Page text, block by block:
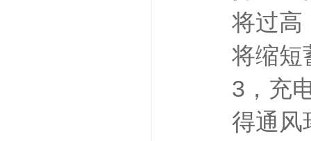
将过高
将缩短
3，充
得通